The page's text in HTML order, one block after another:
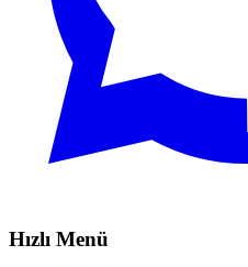
Hızlı Menü